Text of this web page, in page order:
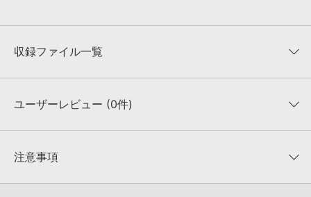
収録ファイル一覧
収録ファイル一覧
ユーザーレビュー (0件)
★★★★★
注意事項